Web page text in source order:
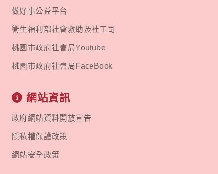
做好事公益平台
衛生福利部社會救助及社工司
桃園市政府社會局Youtube
桃園市政府社會局FaceBook
網站資訊
政府網站資料開放宣告
隱私權保護政策
網站安全政策